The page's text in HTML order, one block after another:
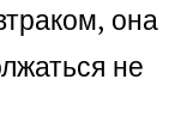
она
не